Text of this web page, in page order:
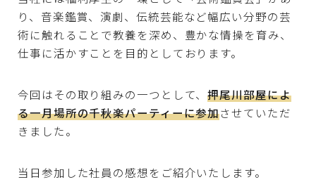
資料請求
り、音楽鑑賞、演劇、伝統芸能など幅広い分野の芸
術に触れることで教養を深め、豊かな情操を育み、
仕事に活かすことを目的としております。
今回はその取り組みの一つとして、押尾川部屋によ
る一月場所の千秋楽パーティーに参加させていただ
きました。
当日参加した社員の感想をご紹介いたします。